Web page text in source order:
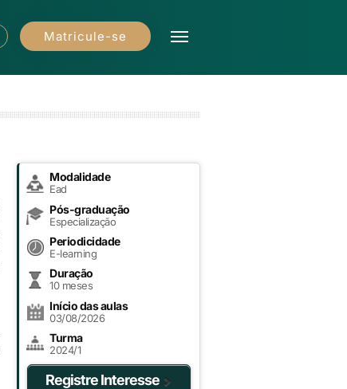
Matricule-se
Modalidade
Ead
Pós-graduação
Especialização
Periodicidade
E-learning
Duração
10 meses
Início das aulas
03/08/2026
Turma
2024/1
Registre Interesse